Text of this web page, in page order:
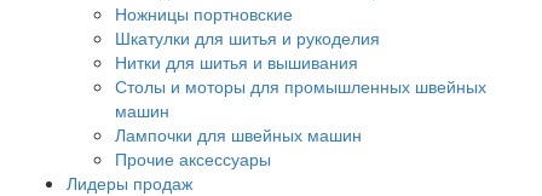
Ножницы портновские
Шкатулки для шитья и рукоделия
Нитки для шитья и вышивания
Столы и моторы для промышленных швейных
машин
Лампочки для швейных машин
Прочие аксессуары
Лидеры продаж